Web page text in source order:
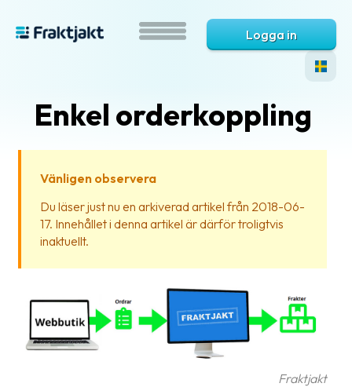
Vad
Hjälp?
Vanliga
Logga in
Enkel orderkoppling
Vänligen observera
Du läser just nu en arkiverad artikel från 2018-06-
17. Innehållet i denna artikel är därför troligtvis
inaktuellt.
Fraktjakt